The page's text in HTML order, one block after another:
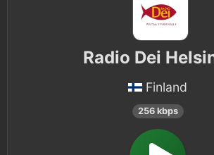
Radio Dei
Finland
256 kbps